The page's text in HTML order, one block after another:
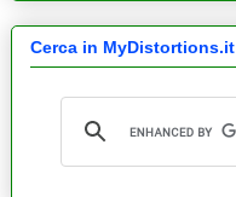
Cerca in MyDistortions.it